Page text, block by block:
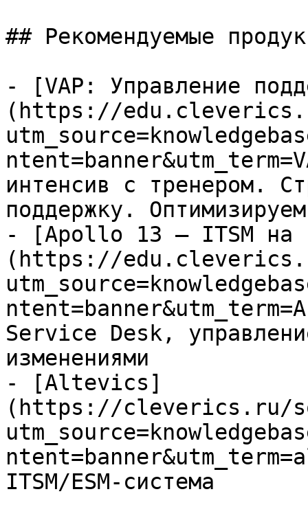
## Рекомендуемые
- [VAP: Управление
(https://
интенсив с тренером.
поддержку.
- [Apollo 13 — ITSM на
(https://
Service Desk,
изменениями
- [Altevics]
(https://cleverics.ru/
ITSM/ESM-система